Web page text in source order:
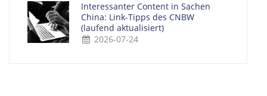
Interessanter Content in Sachen
China: Link-Tipps des CNBW
(laufend aktualisiert)
2026-07-24